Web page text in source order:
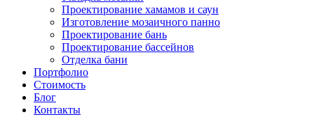
Проектирование хамамов и саун
Изготовление мозаичного панно
Проектирование бань
Проектирование бассейнов
Отделка бани
Портфолио
Стоимость
Блог
Контакты